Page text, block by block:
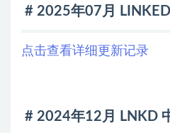
# 2025年07月
点击查看详细更新记录
# 2024年12月 LNKD